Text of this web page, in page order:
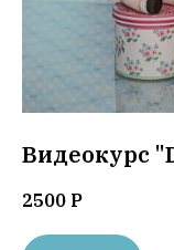
Видеокурс
2500 Р